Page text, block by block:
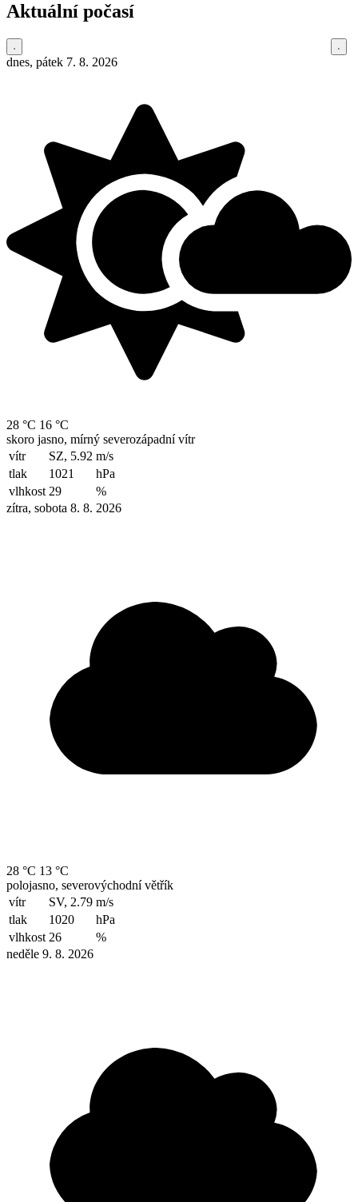
Aktuální počasí
dnes, pátek 7. 8. 2026
28 °C 16 °C
skoro jasno, mírný severozápadní vítr
vítr
SZ, 5.92 m/s
tlak
1021
hPa
vlhkost 29
%
zítra, sobota 8. 8. 2026
28 °C 13 °C
polojasno, severovýchodní větřík
vítr
SV, 2.79 m/s
tlak
1020
hPa
vlhkost 26
%
neděle 9. 8. 2026